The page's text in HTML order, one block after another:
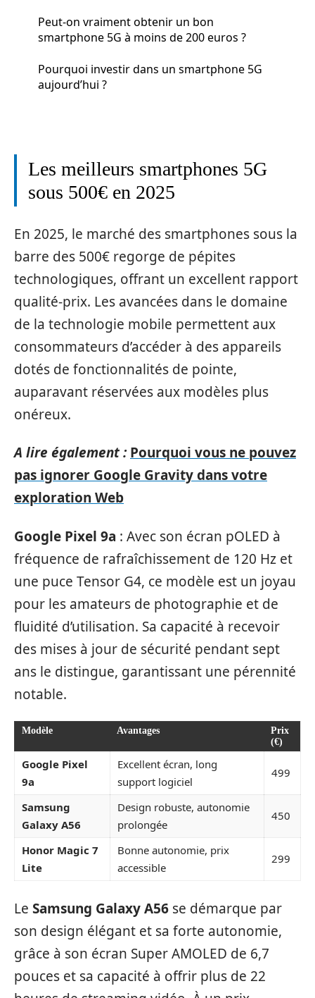
Peut-on vraiment obtenir un bon
smartphone 5G à moins de 200 euros ?
Pourquoi investir dans un smartphone 5G
aujourd’hui ?
Les meilleurs smartphones 5G
sous 500€ en 2025
En 2025, le marché des smartphones sous la
barre des 500€ regorge de pépites
technologiques, offrant un excellent rapport
qualité-prix. Les avancées dans le domaine
de la technologie mobile permettent aux
consommateurs d’accéder à des appareils
dotés de fonctionnalités de pointe,
auparavant réservées aux modèles plus
onéreux.
A lire également : Pourquoi vous ne pouvez
pas ignorer Google Gravity dans votre
exploration Web
Google Pixel 9a : Avec son écran pOLED à
fréquence de rafraîchissement de 120 Hz et
une puce Tensor G4, ce modèle est un joyau
pour les amateurs de photographie et de
fluidité d’utilisation. Sa capacité à recevoir
des mises à jour de sécurité pendant sept
ans le distingue, garantissant une pérennité
notable.
Modèle Avantages
Prix
(€)
Google Pixel
9a
Excellent écran, long
support logiciel
499
Samsung
Galaxy A56
Design robuste, autonomie
prolongée
450
Honor Magic 7
Lite
Bonne autonomie, prix
accessible
299
Le Samsung Galaxy A56 se démarque par
son design élégant et sa forte autonomie,
grâce à son écran Super AMOLED de 6,7
pouces et sa capacité à offrir plus de 22